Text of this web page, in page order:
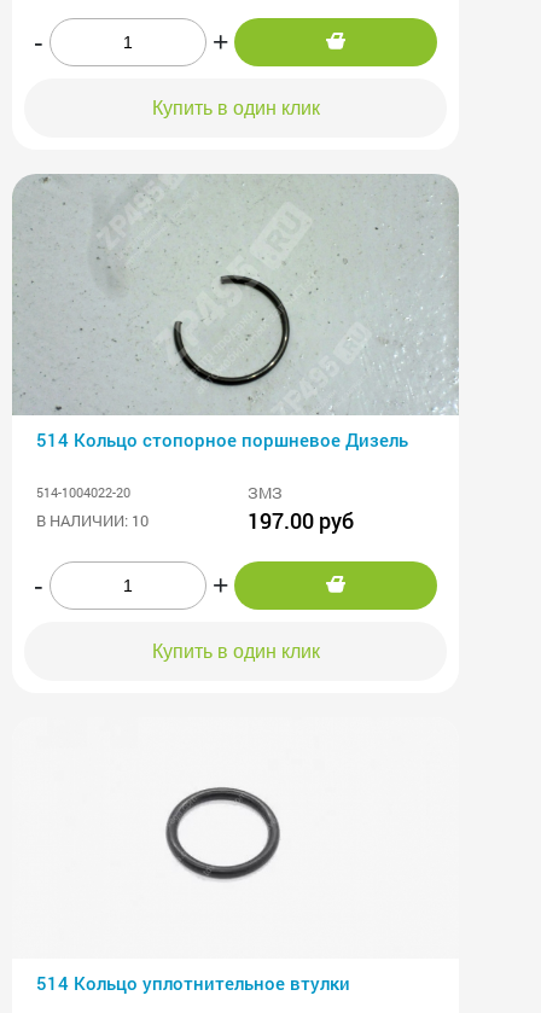
- +
Купить в один клик
514 Кольцо стопорное поршневое Дизель
514-1004022-20
ЗМЗ
В НАЛИЧИИ: 10
197.00 руб
- +
Купить в один клик
514 Кольцо уплотнительное втулки